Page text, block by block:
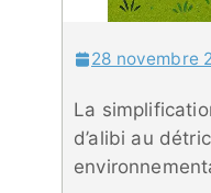
28 novembre
La
d’alibi au